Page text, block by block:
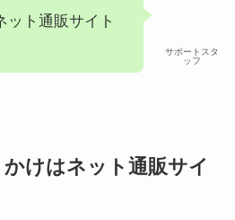
サポートスタ
ッフ
ット通販サイト
けはネット通販サイ